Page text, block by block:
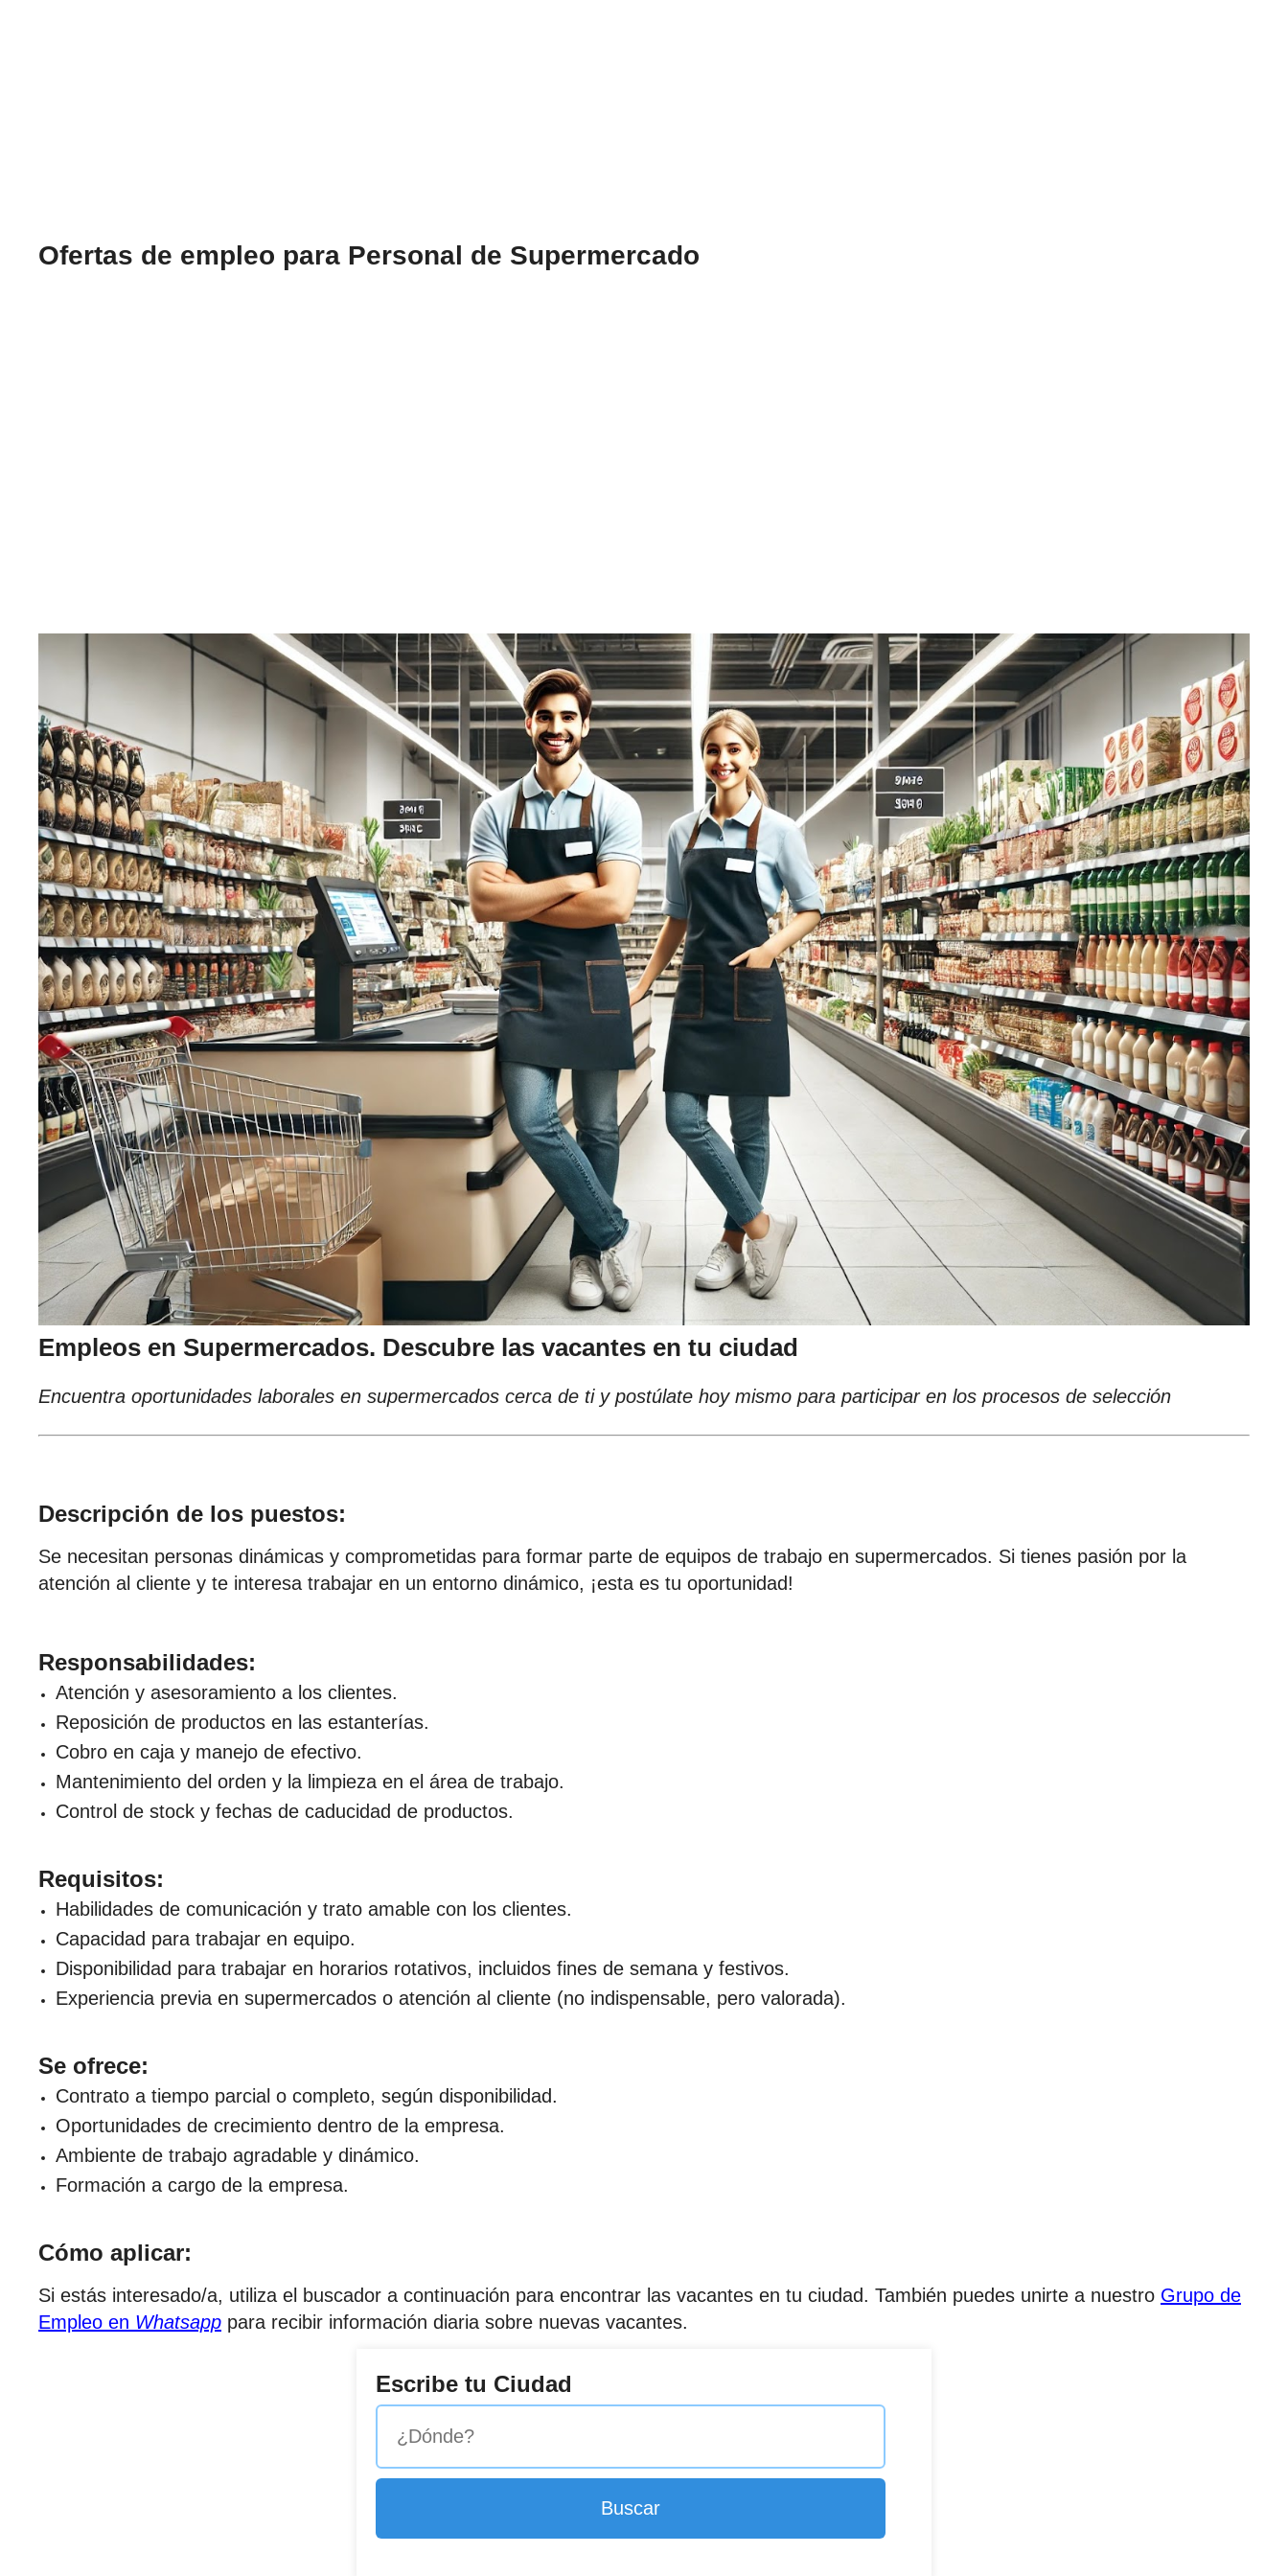
Ofertas de empleo para Personal de Supermercado
Empleos en Supermercados. Descubre las vacantes en tu ciudad
Encuentra oportunidades laborales en supermercados cerca de ti y postúlate hoy mismo para participar en los procesos de selección
Descripción de los puestos:
Se necesitan personas dinámicas y comprometidas para formar parte de equipos de trabajo en supermercados. Si tienes pasión por la
atención al cliente y te interesa trabajar en un entorno dinámico, ¡esta es tu oportunidad!
Responsabilidades:
Atención y asesoramiento a los clientes.
Reposición de productos en las estanterías.
Cobro en caja y manejo de efectivo.
Mantenimiento del orden y la limpieza en el área de trabajo.
Control de stock y fechas de caducidad de productos.
Requisitos:
Habilidades de comunicación y trato amable con los clientes.
Capacidad para trabajar en equipo.
Disponibilidad para trabajar en horarios rotativos, incluidos fines de semana y festivos.
Experiencia previa en supermercados o atención al cliente (no indispensable, pero valorada).
Se ofrece:
Contrato a tiempo parcial o completo, según disponibilidad.
Oportunidades de crecimiento dentro de la empresa.
Ambiente de trabajo agradable y dinámico.
Formación a cargo de la empresa.
Cómo aplicar:
Si estás interesado/a, utiliza el buscador a continuación para encontrar las vacantes en tu ciudad. También puedes unirte a nuestro Grupo de
Empleo en Whatsapp para recibir información diaria sobre nuevas vacantes.
Escribe tu Ciudad